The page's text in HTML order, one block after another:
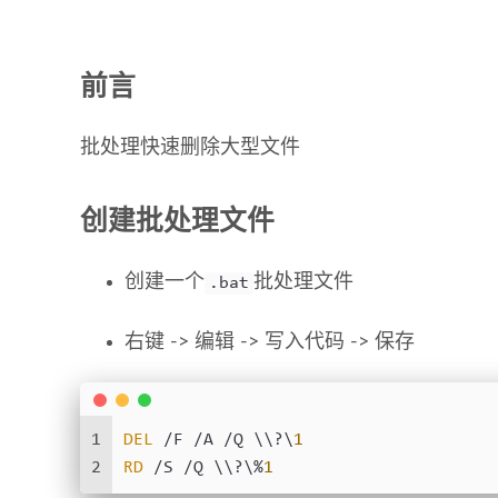
前言
批处理快速删除大型文件
创建批处理文件
创建一个 .bat 批处理文件
右键 -> 编辑 -> 写入代码 -> 保存
1
2
DEL /F /A /Q \\?\1
RD /S /Q \\?\%1